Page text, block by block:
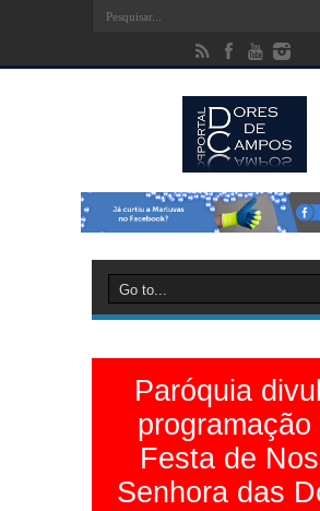
Paróquia
programação
Festa de
Senhora das